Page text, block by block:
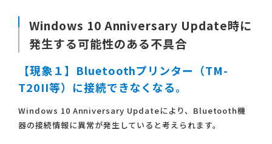
Windows 10 Anniversary Update時に
発生する可能性のある不具合
【現象１】Bluetoothプリンター（TM-
T20II等）に接続できなくなる。
Windows 10 Anniversary Updateにより、Bluetooth機
器の接続情報に異常が発生していると考えられます。